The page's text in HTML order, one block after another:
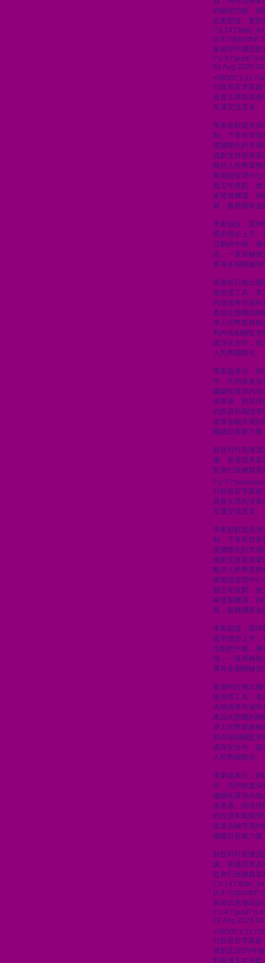
的樞紐功能。
在更開放、更堅
家超晤中國證監
02 Aug 2026
行政長官李家超
員會主席吳清
互通交流意見。
李家超歡迎吳清
制」下享有背靠
度國際化的市
規劃支持香港
離岸人民幣業務
際風險管理中
個五年規劃，會
家發展機遇，持
展，服務國家
李家超說，環球
需求穩步上升
活動的中樞，擁
池，一直積極推
展等多個關鍵領
香港明日推出國
險管理工具，
內地債券市場
產品生態圈的
岸人民幣業務
和內地相關監管
續深化合作，提
人民幣國際化。
李家超表示，特
作，共同推進深
繼續拓展與內地
債券通、跨境理
的投資和風險
促進金融市場的
國建設貢獻力量
財政司司長陳
濂、香港證券及
監會行政總裁
行政長官李家超
員會主席吳清
互通交流意見。
李家超歡迎吳清
制」下享有背靠
度國際化的市
規劃支持香港
離岸人民幣業務
際風險管理中
個五年規劃，會
家發展機遇，持
展，服務國家
李家超說，環球
需求穩步上升
活動的中樞，擁
池，一直積極推
展等多個關鍵領
香港明日推出國
險管理工具，
內地債券市場
產品生態圈的
岸人民幣業務
和內地相關監管
續深化合作，提
人民幣國際化。
李家超表示，特
作，共同推進深
繼續拓展與內地
債券通、跨境理
的投資和風險
促進金融市場的
國建設貢獻力量
財政司司長陳
濂、香港證券及
監會行政總裁
家超出席地區諮
02 Aug 2026
行政長官李家超
規劃及2026年
對香港五年規劃